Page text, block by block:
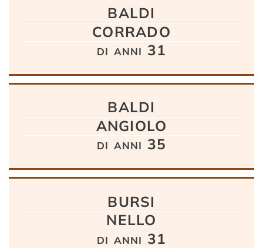
BALDI
CORRADO
di anni 31
BALDI
ANGIOLO
di anni 35
BURSI
NELLO
di anni 31